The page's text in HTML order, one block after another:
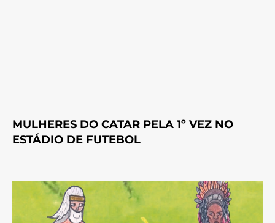
MULHERES DO CATAR PELA 1º VEZ NO
ESTÁDIO DE FUTEBOL